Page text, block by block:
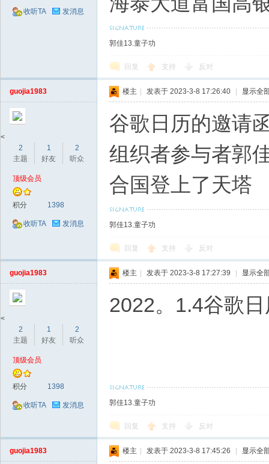
收听TA 发消息
郭佳13.童子功
回复 支持 反对
guojia1983
<
2
主题
1
好友
2
听众
顶级会员
积分 1398
收听TA 发消息
楼主 发表于 2023-3-8 17:26:40 显示全
谷歌日历的邀请
组织者参与者郭
合国登上了天塔
郭佳13.童子功
回复 支持 反对
guojia1983
<
2
主题
1
好友
2
听众
顶级会员
积分 1398
收听TA 发消息
楼主 发表于 2023-3-8 17:27:39 显示全
2022。1.4谷歌
郭佳13.童子功
回复 支持 反对
guojia1983 楼主 发表于 2023-3-8 17:45:26 显示全